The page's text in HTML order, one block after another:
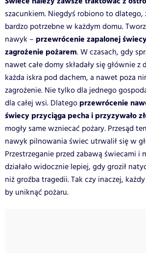
szacunkiem. Niegdyś robiono to dlatego,
bardzo potrzebne w każdym domu.
nawyk – przewrócenie zapalonej
zagrożenie pożarem. W czasach, gdy
nawet całe domy składały się głównie z
każda iskra pod dachem, a nawet poza
zagrożenie. Nie tylko dla jednego
dla całej wsi. Dlatego przewrócenie
świecy przyciąga pecha i przyzywało
mogły same wzniecać pożary. Przesąd
nawyk pilnowania świec utrwalił się w
Przestrzeganie przed zabawą świecami i
działało widocznie lepiej, gdy groził
niż groźba tragedii. Tak czy inaczej,
by uniknąć pożaru.